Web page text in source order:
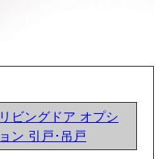
リビングドア オプシ
ョン 引戸･吊戸